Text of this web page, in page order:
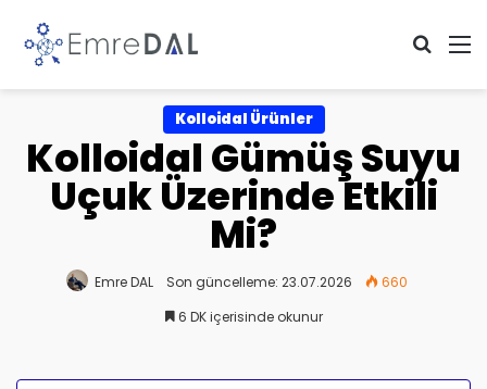
Kolloidal Ürünler
Kolloidal Gümüş Suyu
Uçuk Üzerinde Etkili
Mi?
Emre DAL Son güncelleme: 23.07.2026
660
6 DK içerisinde okunur